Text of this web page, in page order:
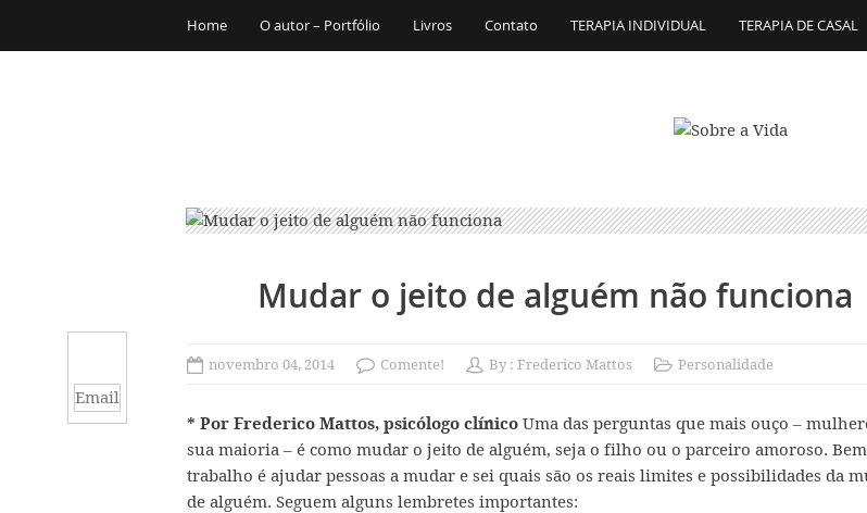
Home O autor – Portfólio Livros Contato TERAPIA INDIVIDUAL TERAPIA DE CASAL
Mudar o jeito de alguém não funciona
novembro 04, 2014 Comente! By : Frederico Mattos Personalidade
* Por Frederico Mattos, psicólogo clínico Uma das perguntas que mais ouço –
sua maioria – é como mudar o jeito de alguém, seja o filho ou o parceiro amoroso.
trabalho é ajudar pessoas a mudar e sei quais são os reais limites e possibilidades da
de alguém. Seguem alguns lembretes importantes:
Email